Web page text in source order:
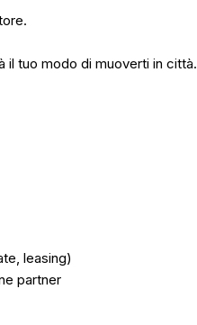
il tuo modo di muoverti in città.
leasing)
partner